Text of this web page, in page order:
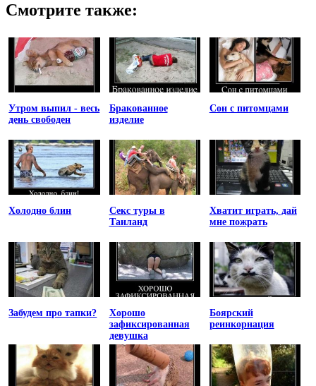
Смотрите также:
Утром выпил - весь
день свободен
Бракованное
изделие
Сон с питомцами
Холодно блин
Секс туры в
Таиланд
Хватит играть, дай
мне пожрать
Забудем про тапки?
Хорошо
зафиксированная
девушка
Боярский
реинкорнация